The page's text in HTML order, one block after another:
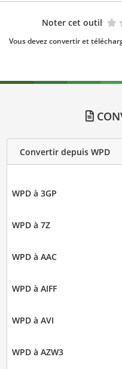
Noter cet outil
Vous devez convertir et
Convertir depuis WPD
WPD à 3GP
WPD à 7Z
WPD à AAC
WPD à AIFF
WPD à AVI
WPD à AZW3